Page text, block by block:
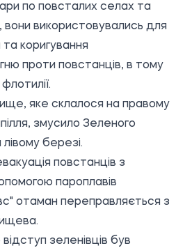
по повсталих селах та
вони використовувались для
та коригування
проти повстанців, в тому
яке склалося на правому
змусило Зеленого
березі.
повстанців з
пароплавів
отаман переправляється з
зеленівців був